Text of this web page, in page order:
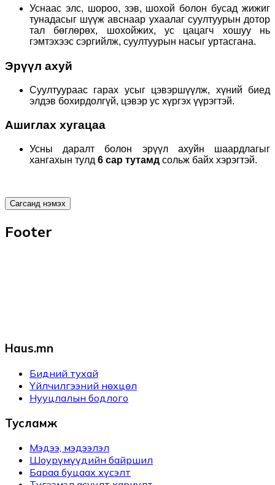
Уснаас элс, шороо, зэв, шохой болон бусад жижиг
тунадасыг шүүж авснаар ухаалаг суултуурын дотор
тал бөглөрөх, шохойжих, ус цацагч хошуу нь
гэмтэхээс сэргийлж, суултуурын насыг уртасгана.
Эрүүл ахуй
Суултуураас гарах усыг цэвэршүүлж, хүний биед
элдэв бохирдолгүй, цэвэр ус хүргэх үүрэгтэй.
Ашиглах хугацаа
Усны даралт болон эрүүл ахуйн шаардлагыг
хангахын тулд 6 сар тутамд сольж байх хэрэгтэй.
Сагсанд нэмэх
Footer
Haus.mn
Бидний тухай
Үйлчилгээний нөхцөл
Нууцлалын бодлого
Тусламж
Мэдээ, мэдээлэл
Шоурүмүүдийн байршил
Бараа буцаах хүсэлт